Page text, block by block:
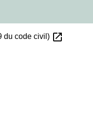
du code civil) open_in_new